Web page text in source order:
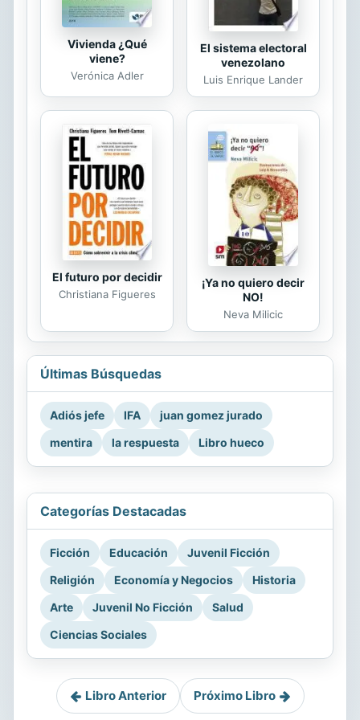
Vivienda ¿Qué
viene?
Verónica Adler
El sistema electoral
venezolano
Luis Enrique Lander
El futuro por decidir
Christiana Figueres
¡Ya no quiero decir
NO!
Neva Milicic
Últimas Búsquedas
Adiós jefe IFA
juan gomez jurado
mentira
la respuesta Libro hueco
Categorías Destacadas
Ficción Educación
Juvenil Ficción
Religión
Economía y Negocios
Historia
Arte
Juvenil No Ficción
Salud
Ciencias Sociales
Libro Anterior Próximo Libro